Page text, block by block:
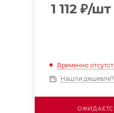
1 112 ₽/шт
Временно
Нашли дешевле?